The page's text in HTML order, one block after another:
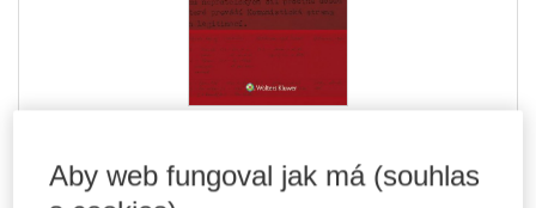
289 Kč
Ušetříte 50 Kč
Tištěná kniha
Skladem - expedice do 2 pracovních dnů
Aby web fungoval jak má (souhlas